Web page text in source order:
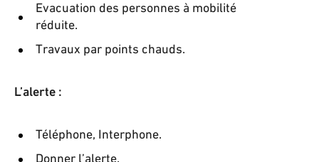
Evacuation des personnes à mobilité
réduite.
Travaux par points chauds.
L’alerte :
Téléphone, Interphone.